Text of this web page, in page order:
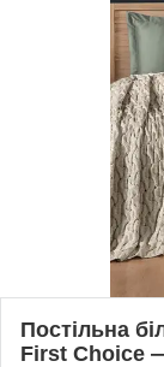
Постільна
First Choice